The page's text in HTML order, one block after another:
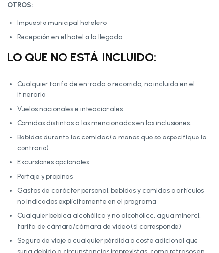
OTROS:
Impuesto municipal hotelero
Recepción en el hotel a la llegada
LO QUE NO ESTÁ INCLUIDO:
Cualquier tarifa de entrada o recorrido, no incluida en el
itinerario
Vuelos nacionales e inteacionales
Comidas distintas a las mencionadas en las inclusiones.
Bebidas durante las comidas (a menos que se especifique lo
contrario)
Excursiones opcionales
Portaje y propinas
Gastos de carácter personal, bebidas y comidas o artículos
no indicados explícitamente en el programa
Cualquier bebida alcohólica y no alcohólica, agua mineral,
tarifa de cámara/cámara de vídeo (si corresponde)
Seguro de viaje o cualquier pérdida o coste adicional que
surja debido a circunstancias imprevistas, como retrasos en